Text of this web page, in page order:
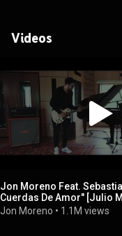
Videos
Jon Moreno Feat.
Cuerdas De Amor" [Julio
Jon Moreno • 1.1M views